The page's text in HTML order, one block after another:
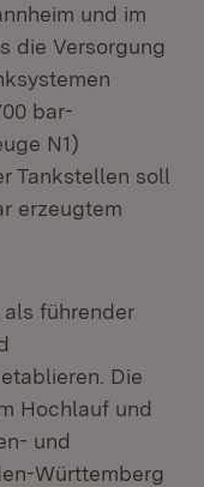
und im
die Versorgung
bar-
N1)
Tankstellen soll
erzeugtem
führender
Die
Hochlauf und
und
Württemberg